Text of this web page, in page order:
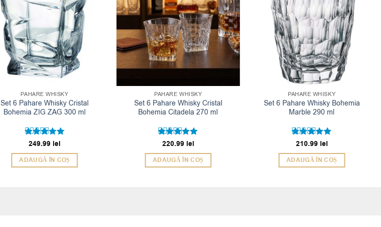
PAHARE WHISKY
Set 6 Pahare Whisky Cristal
Bohemia ZIG ZAG 300 ml
Evaluat la
5
249.99 lei
ADAUGĂ ÎN COȘ
PAHARE WHISKY
Set 6 Pahare Whisky Cristal
Bohemia Citadela 270 ml
Evaluat la
5
220.99 lei
ADAUGĂ ÎN COȘ
PAHARE WHISKY
Set 6 Pahare Whisky Bohemia
Marble 290 ml
Evaluat la
5
210.99 lei
ADAUGĂ ÎN COȘ